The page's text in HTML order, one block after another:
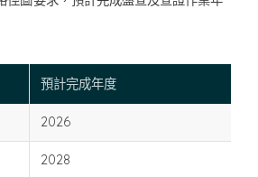
預計完成年度
2026
2028